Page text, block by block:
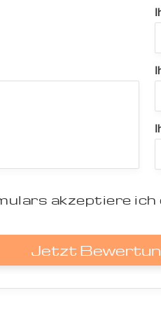
akzeptiere ich
Jetzt